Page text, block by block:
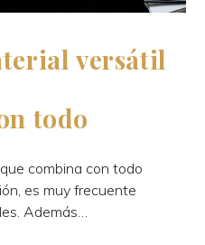
versátil
todo
combina con todo
es muy frecuente
Además…